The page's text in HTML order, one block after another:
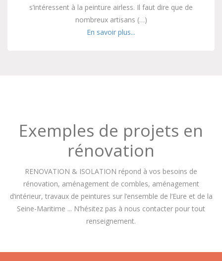
s’intéressent à la peinture airless. Il faut dire que de
nombreux artisans (…)
En savoir plus...
Exemples de projets en
rénovation
RENOVATION & ISOLATION répond à vos besoins de
rénovation, aménagement de combles, aménagement
d’intérieur, travaux de peintures sur l’ensemble de l’Eure et de la
Seine-Maritime ... N’hésitez pas à nous contacter pour tout
renseignement.